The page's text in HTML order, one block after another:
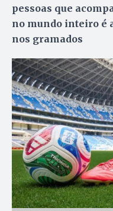
pessoas que
no mundo inteiro é
nos gramados